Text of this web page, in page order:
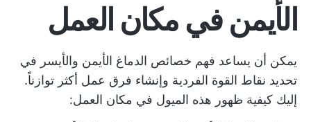
الأيمن في مكان العمل
يمكن أن يساعد فهم خصائص الدماغ الأيمن والأيسر في
تحديد نقاط القوة الفردية وإنشاء فرق عمل أكثر توازناً.
إليك كيفية ظهور هذه الميول في مكان العمل: